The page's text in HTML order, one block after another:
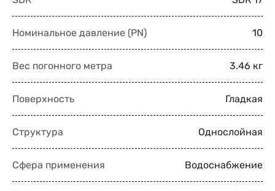
Номинальное давление (PN) 10
Вес погонного метра 3.46 кг
Поверхность Гладкая
Структура Однослойная
Сфера применения Водоснабжение